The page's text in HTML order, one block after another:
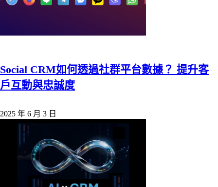
Social CRM如何透過社群平台數據？ 提升客
戶互動與忠誠度
2025 年 6 月 3 日